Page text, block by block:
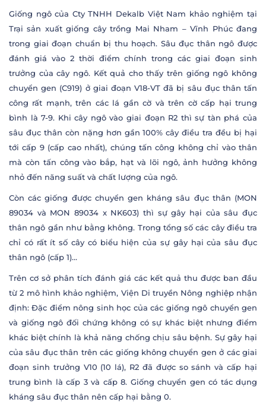
Giống ngô của Cty TNHH Dekalb Việt Nam khảo nghiệm tại
Trại sản xuất giống cây trồng Mai Nham – Vĩnh Phúc đang
trong giai đoạn chuẩn bị thu hoạch. Sâu đục thân ngô được
đánh giá vào 2 thời điểm chính trong các giai đoạn sinh
trưởng của cây ngô. Kết quả cho thấy trên giống ngô không
chuyển gen (C919) ở giai đoạn V18-VT đã bị sâu đục thân tấn
công rất mạnh, trên các lá gần cờ và trên cờ cấp hại trung
bình là 7-9. Khi cây ngô vào giai đoạn R2 thì sự tàn phá của
sâu đục thân còn nặng hơn gần 100% cây điều tra đều bị hại
tới cấp 9 (cấp cao nhất), chúng tấn công không chỉ vào thân
mà còn tấn công vào bắp, hạt và lõi ngô, ảnh hưởng không
nhỏ đến năng suất và chất lượng của ngô.
Còn các giống được chuyển gen kháng sâu đục thân (MON
89034 và MON 89034 x NK603) thì sự gây hại của sâu đục
thân ngô gần như bằng không. Trong tổng số các cây điều tra
chỉ có rất ít số cây có biểu hiện của sự gây hại của sâu đục
thân ngô (cấp 1)…
Trên cơ sở phân tích đánh giá các kết quả thu được ban đầu
từ 2 mô hình khảo nghiệm, Viện Di truyền Nông nghiệp nhận
định: Đặc điểm nông sinh học của các giống ngô chuyển gen
và giống ngô đối chứng không có sự khác biệt nhưng điểm
khác biệt chính là khả năng chống chịu sâu bệnh. Sự gây hại
của sâu đục thân trên các giống không chuyển gen ở các giai
đoạn sinh trưởng V10 (10 lá), R2 đã được so sánh và cấp hại
trung bình là cấp 3 và cấp 8. Giống chuyển gen có tác dụng
kháng sâu đục thân nên cấp hại bằng 0.